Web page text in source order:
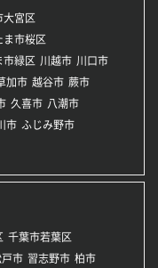
大宮区
ま市桜区
市緑区 川越市 川口市
加市 越谷市 蕨市
久喜市 八潮市
市 ふじみ野市
千葉市若葉区
戸市 習志野市 柏市